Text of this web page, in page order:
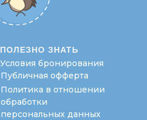
ПОЛЕЗНО ЗНАТЬ
Политика в отношении
обработки
персональных данных
Публичная офферта
Условия бронирования